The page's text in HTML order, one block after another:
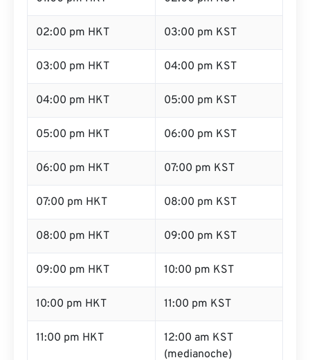
02:00 pm HKT 03:00 pm KST
03:00 pm HKT 04:00 pm KST
04:00 pm HKT 05:00 pm KST
05:00 pm HKT 06:00 pm KST
06:00 pm HKT 07:00 pm KST
07:00 pm HKT 08:00 pm KST
08:00 pm HKT 09:00 pm KST
09:00 pm HKT 10:00 pm KST
10:00 pm HKT 11:00 pm KST
11:00 pm HKT
12:00 am KST
(medianoche)